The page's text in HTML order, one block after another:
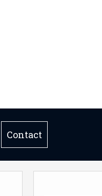
Contact